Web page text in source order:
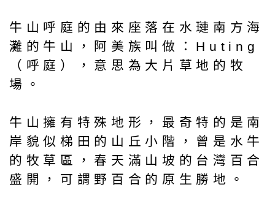
牛山呼庭的由來座落在水璉南方海
灘的牛山，阿美族叫做：Huting
（呼庭），意思為大片草地的牧
場。
牛山擁有特殊地形，最奇特的是南
岸貌似梯田的山丘小階，曾是水牛
的牧草區，春天滿山坡的台灣百合
盛開，可謂野百合的原生勝地。